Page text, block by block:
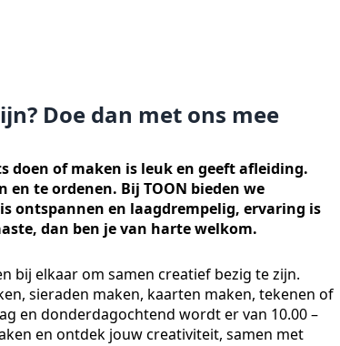
Doe dan met ons mee
doen of maken is leuk en geeft afleiding.
te ordenen. Bij TOON bieden we
ontspannen en laagdrempelig, ervaring is
dan ben je van harte welkom.
bij elkaar om samen creatief bezig te zijn.
sieraden maken, kaarten maken, tekenen of
en donderdagochtend wordt er van 10.00 –
en ontdek jouw creativiteit, samen met